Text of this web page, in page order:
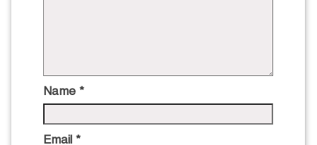
Name *
Email *